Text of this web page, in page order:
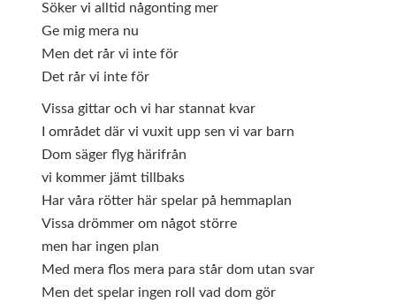
Söker vi alltid någonting mer
Ge mig mera nu
Men det rår vi inte för
Det rår vi inte för
Vissa gittar och vi har stannat kvar
I området där vi vuxit upp sen vi var barn
Dom säger flyg härifrån
vi kommer jämt tillbaks
Har våra rötter här spelar på hemmaplan
Vissa drömmer om något större
men har ingen plan
Med mera flos mera para står dom utan svar
Men det spelar ingen roll vad dom gör